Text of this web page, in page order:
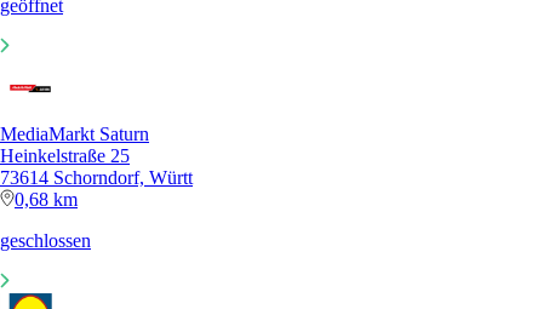
geöffnet
MediaMarkt Saturn
Heinkelstraße 25
73614 Schorndorf, Württ
0,68 km
geschlossen